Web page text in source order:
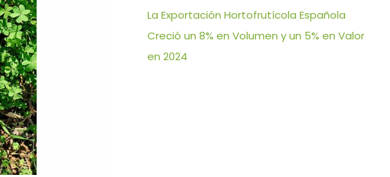
La Exportación Hortofrutícola Española
Creció un 8% en Volumen y un 5% en Valor
en 2024